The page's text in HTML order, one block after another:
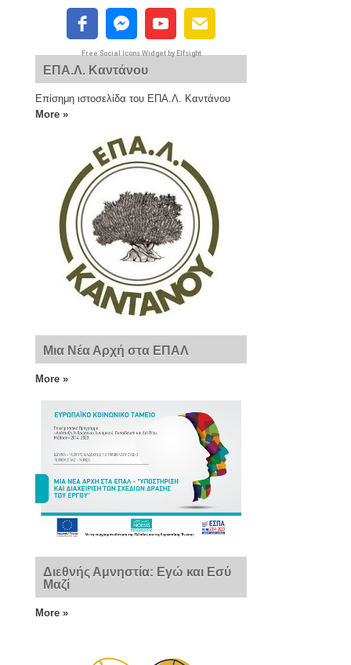
Free Social Icons Widget by Elfsight
ΕΠΑ.Λ. Καντάνου
Επίσημη ιστοσελίδα του ΕΠΑ.Λ. Καντάνου
More »
Μια Νέα Αρχή στα ΕΠΑΛ
More »
Διεθνής Αμνηστία: Εγώ και Εσύ
Μαζί
More »